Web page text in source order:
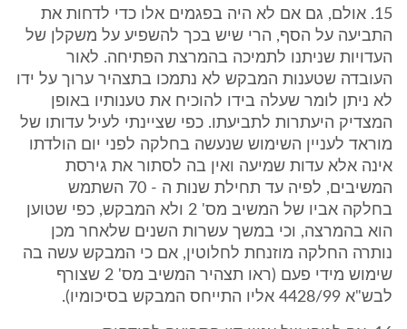
15. אולם, גם אם לא היה בפגמים אלו כדי לדחות את
התביעה על הסף, הרי שיש בכך להשפיע על משקלן של
העדויות שניתנו לתמיכה בהמרצת הפתיחה. לאור
העובדה שטענות המבקש לא נתמכו בתצהיר ערוך על ידו
לא ניתן לומר שעלה בידו להוכיח את טענותיו באופן
המצדיק היעתרות לתביעתו. כפי שציינתי לעיל עדותו של
מוראד לעניין השימוש שנעשה בחלקה לפני יום הולדתו
אינה אלא עדות שמיעה ואין בה לסתור את גירסת
המשיבים, לפיה עד תחילת שנות ה - 70 השתמש
בחלקה אביו של המשיב מס' 2 ולא המבקש, כפי שטוען
הוא בהמרצה, וכי במשך עשרות השנים שלאחר מכן
נותרה החלקה מוזנחת לחלוטין, אם כי המבקש עשה בה
שימוש מידי פעם (ראו תצהיר המשיב מס' 2 שצורף
לבש"א 4428/99 אליו התייחס המבקש בסיכומיו).